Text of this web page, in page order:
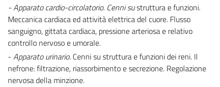
- Apparato cardio-circolatorio. Cenni sustruttura e funzioni.
Meccanica cardiaca ed attività elettrica del cuore. Flusso
sanguigno, gittata cardiaca, pressione arteriosa e relativo
controllo nervoso e umorale.
- Apparato urinario. Cenni su struttura e funzioni dei reni. Il
nefrone: filtrazione, riassorbimento e secrezione. Regolazione
nervosa della minzione.